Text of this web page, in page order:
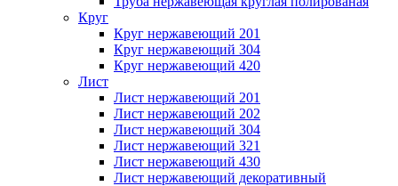
Круг
Круг нержавеющий 201
Круг нержавеющий 304
Круг нержавеющий 420
Лист
Лист нержавеющий 201
Лист нержавеющий 202
Лист нержавеющий 304
Лист нержавеющий 321
Лист нержавеющий 430
Лист нержавеющий декоративный